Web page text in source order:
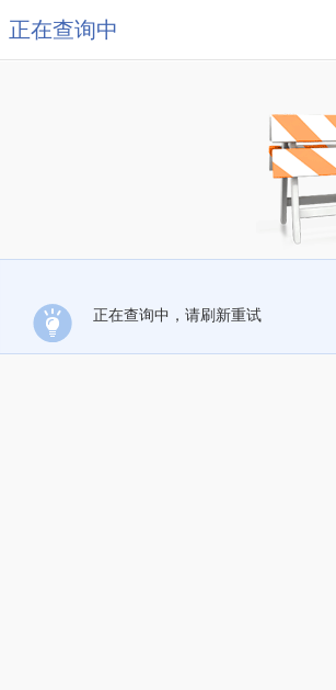
正在查询中
正在查询中，请刷新重试